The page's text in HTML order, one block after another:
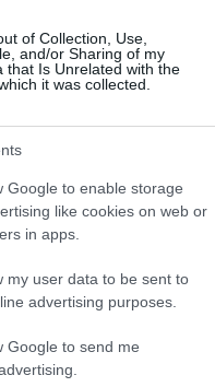
of Collection, Use,
and/or Sharing of my
that Is Unrelated with the
it was collected.
Google to enable storage
like cookies on web or
in apps.
my user data to be sent to
advertising purposes.
Google to send me
munka! Balogh Levente